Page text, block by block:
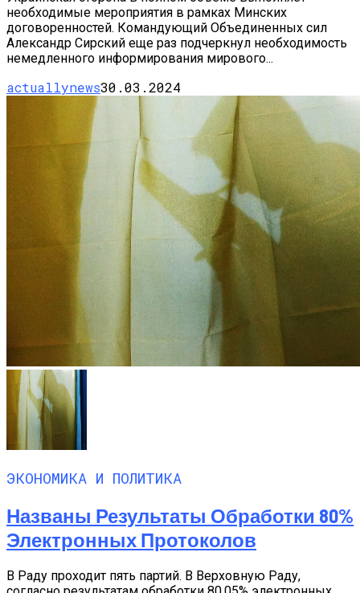
необходимые мероприятия в рамках Минских
договоренностей. Командующий Объединенных сил
Александр Сирский еще раз подчеркнул необходимость
немедленного информирования мирового...
actuallynews30.03.2024
ЭКОНОМИКА И ПОЛИТИКА
Названы Результаты Обработки 80%
Электронных Протоколов
В Раду проходит пять партий. В Верховную Раду,